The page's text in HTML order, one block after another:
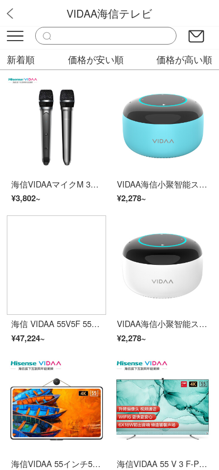
テレビ
VIDAA海信テレビ
新着順 価格が安い順 価格が高い順
海信VIDAAマイクM 3海信VIDAAテレビ専用マイクワイヤレスマイクテレビカスタムホームK歌マイクダブルセット
¥3,802~
VIDAA海信小聚智能スピーカー音楽プレーヤーAI音声リモートコントロール海信家電の人工知能音響携帯電池はWiFi/Bluetooth/赤外線ブルー対応です。
¥2,278~
海信 VIDAA 55V5F 55英寸 旋转智屏 竖屏 海信电视 4K超高清 3G+32G 智慧屏 教育电视 智能液晶平板电视
¥47,224~
VIDAA海信小聚智能スピーカー音楽プレーヤーAI音声リモートコントロール海信家電の人工知能音響携帯電池はWiFi/Bluetooth/赤外線ホワイトをサポートします。
¥2,278~
海信VIDAA 55インチ55 V 7 F円角壁画テレビ海信テレビ4 Kスーパーハイビジョン3 G+32 Gスマートスクリーン教育テレビスマート音声液晶パネルテレビ
海信VIDAA 55 V 3 F-PRO青テレビ55インチ4 K超高精細、全面スクリーン3 G+32 G社交テレビ人工知能液晶教育タブレットテレビ